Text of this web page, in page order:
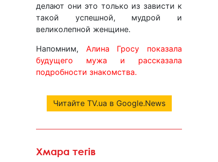
делают они это только из зависти к
такой успешной, мудрой и
великолепной женщине.
Напомним, Алина Гросу показала
будущего мужа и рассказала
подробности знакомства.
Читайте TV.ua в Google.News
Хмара тегів